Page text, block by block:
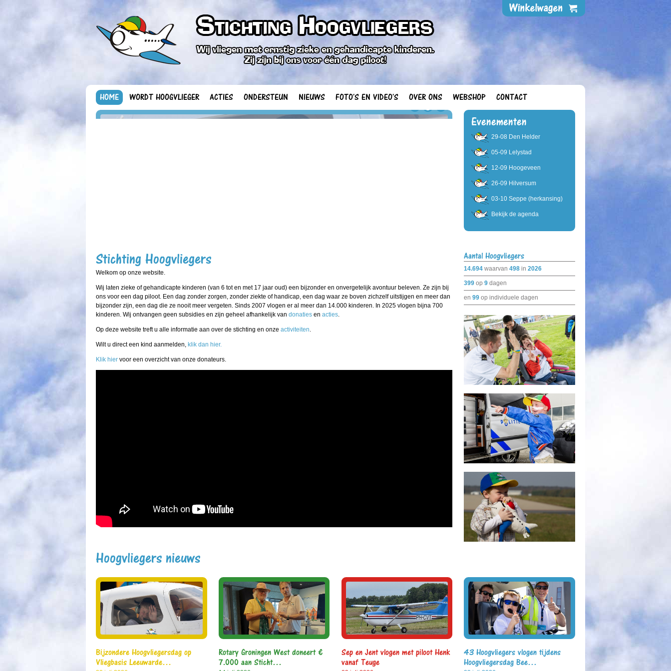
HOME WORDT HOOGVLIEGER ACTIES ONDERSTEUN NIEUWS FOTO'S EN VIDEO'S OVER ONS WEBSHOP CONTACT
Evenementen
29-08 Den Helder
05-09 Lelystad
12-09 Hoogeveen
26-09 Hilversum
03-10 Seppe (herkansing)
Bekijk de agenda
Stichting Hoogvliegers
Welkom op onze website.
Wij laten zieke of gehandicapte kinderen (van 6 tot en met 17 jaar oud) een bijzonder en onvergetelijk avontuur beleven. Ze zijn bij
ons voor een dag piloot. Een dag zonder zorgen, zonder ziekte of handicap, een dag waar ze boven zichzelf uitstijgen en meer dan
bijzonder zijn, een dag die ze nooit meer vergeten. Sinds 2007 vlogen er al meer dan 14.000 kinderen. In 2025 vlogen bijna 700
kinderen. Wij ontvangen geen subsidies en zijn geheel afhankelijk van donaties en acties.
Op deze website treft u alle informatie aan over de stichting en onze activiteiten.
Wilt u direct een kind aanmelden, klik dan hier.
Klik hier voor een overzicht van onze donateurs.
Aantal Hoogvliegers
14.694 waarvan498 in2026
399 op9 dagen
en99 op individuele dagen
Hoogvliegers nieuws
Bijzondere Hoogvliegersdag op
Vliegbasis Leeuwarde…
Rotary Groningen West doneert €
7.000 aan Sticht…
Sep en Jent vlogen met piloot Henk
vanaf Teuge
43 Hoogvliegers vlogen tijdens
Hoogvliegersdag Bee…